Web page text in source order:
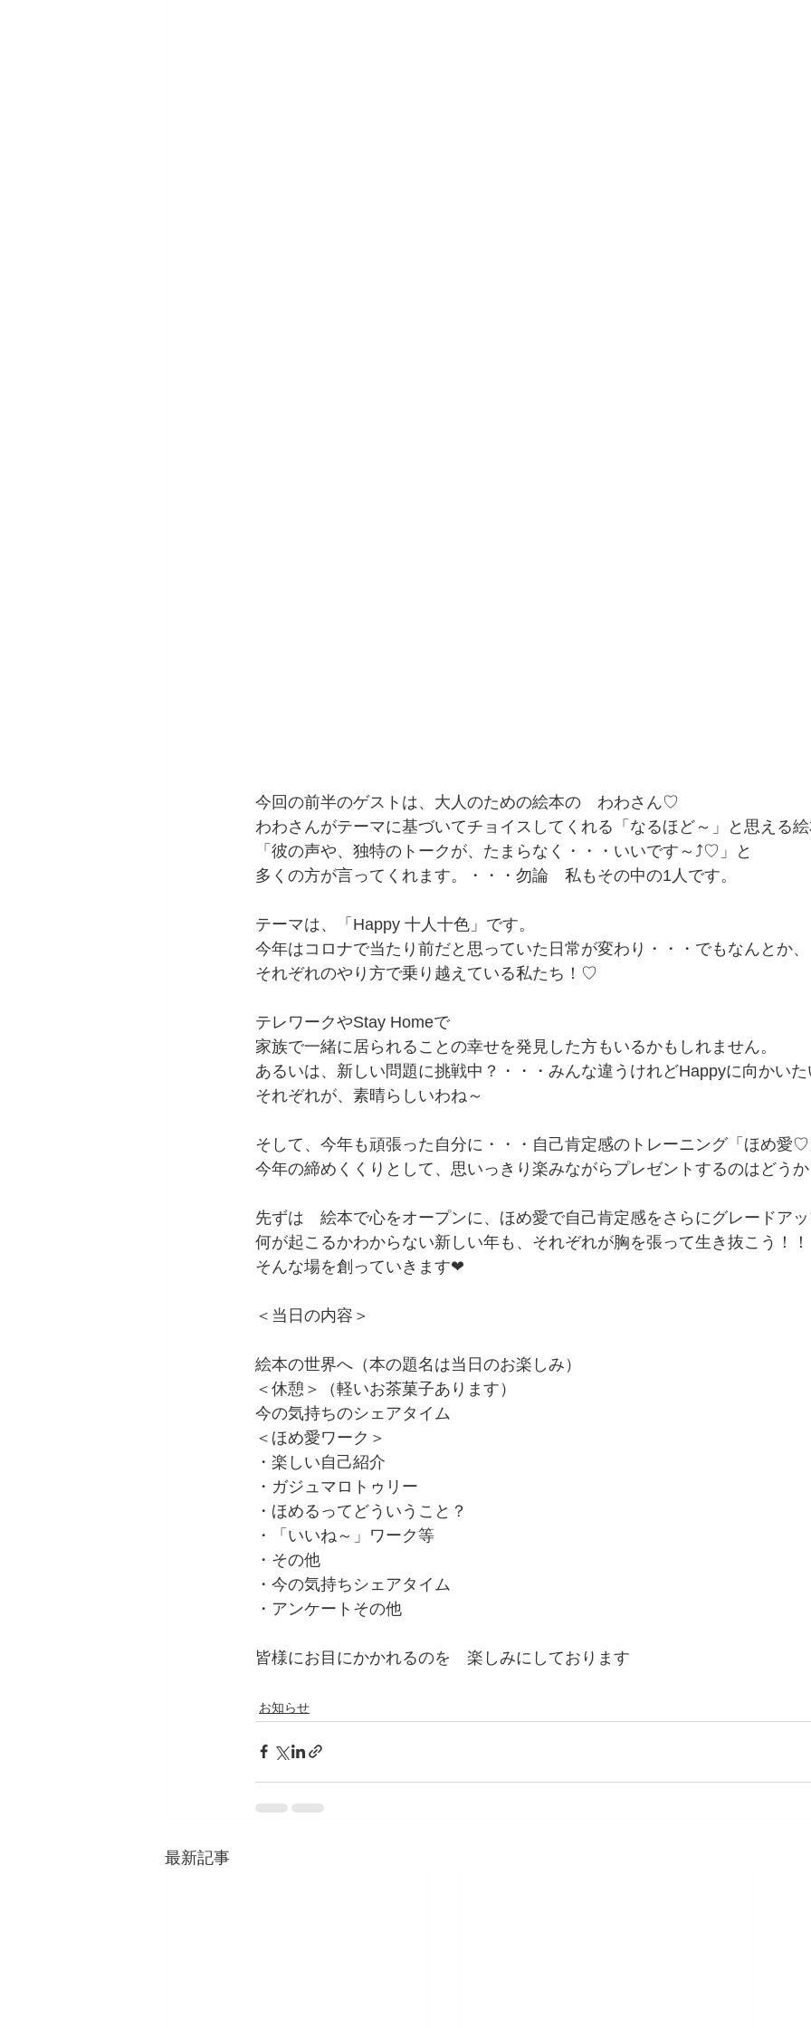
今回の前半のゲストは、大人のための絵本の　わわさん♡
わわさんがテーマに基づいてチョイスしてくれる「なるほど～」と思える絵
「彼の声や、独特のトークが、たまらなく・・・いいです～⤴♡」と
多くの方が言ってくれます。・・・勿論　私もその中の1人です。
テーマは、「Happy 十人十色」です。
今年はコロナで当たり前だと思っていた日常が変わり・・・でもなんとか、
それぞれのやり方で乗り越えている私たち！♡
テレワークやStay Homeで
家族で一緒に居られることの幸せを発見した方もいるかもしれません。
あるいは、新しい問題に挑戦中？・・・みんな違うけれどHappyに向かいた
それぞれが、素晴らしいわね～
そして、今年も頑張った自分に・・・自己肯定感のトレーニング「ほめ愛♡
今年の締めくくりとして、思いっきり楽みながらプレゼントするのはどうか
先ずは　絵本で心をオープンに、ほめ愛で自己肯定感をさらにグレードア
何が起こるかわからない新しい年も、それぞれが胸を張って生き抜こう！！
そんな場を創っていきます❤
＜当日の内容＞
絵本の世界へ（本の題名は当日のお楽しみ）
＜休憩＞（軽いお茶菓子あります）
今の気持ちのシェアタイム
＜ほめ愛ワーク＞
・楽しい自己紹介
・ガジュマロトゥリー
・ほめるってどういうこと？
・「いいね～」ワーク等
・その他
・今の気持ちシェアタイム
・アンケートその他
皆様にお目にかかれるのを　楽しみにしております
お知らせ
最新記事